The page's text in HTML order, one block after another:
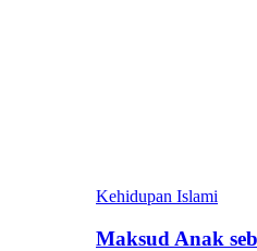
Kehidupan Islami
Maksud Anak